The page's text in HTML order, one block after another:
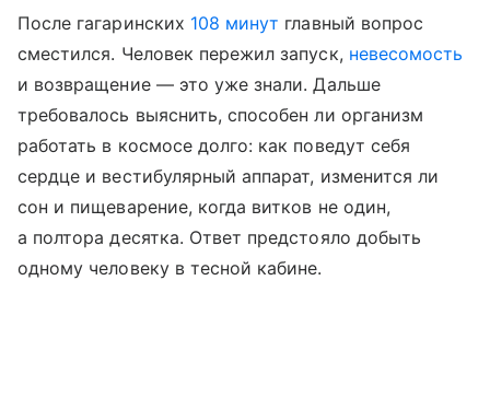
После гагаринских 108 минут главный вопрос
сместился. Человек пережил запуск, невесомость
и возвращение — это уже знали. Дальше
требовалось выяснить, способен ли организм
работать в космосе долго: как поведут себя
сердце и вестибулярный аппарат, изменится ли
сон и пищеварение, когда витков не один,
а полтора десятка. Ответ предстояло добыть
одному человеку в тесной кабине.